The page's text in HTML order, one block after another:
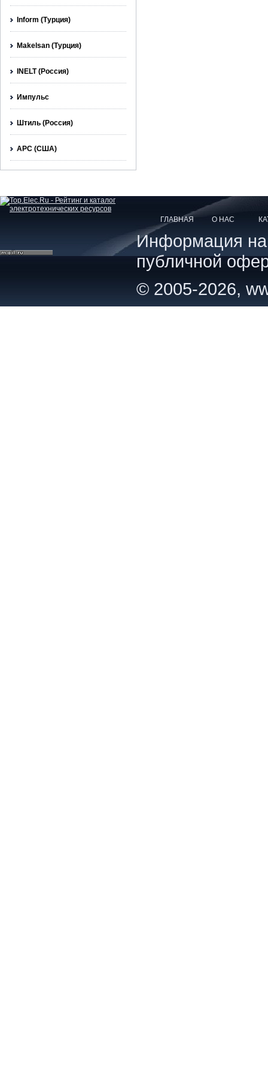
Inform (Турция)
Makelsan (Турция)
INELT (Россия)
Импульс
Штиль (Россия)
APC (США)
ГЛАВНАЯ О НАС
Информация на
публичной
© 2005-2026,